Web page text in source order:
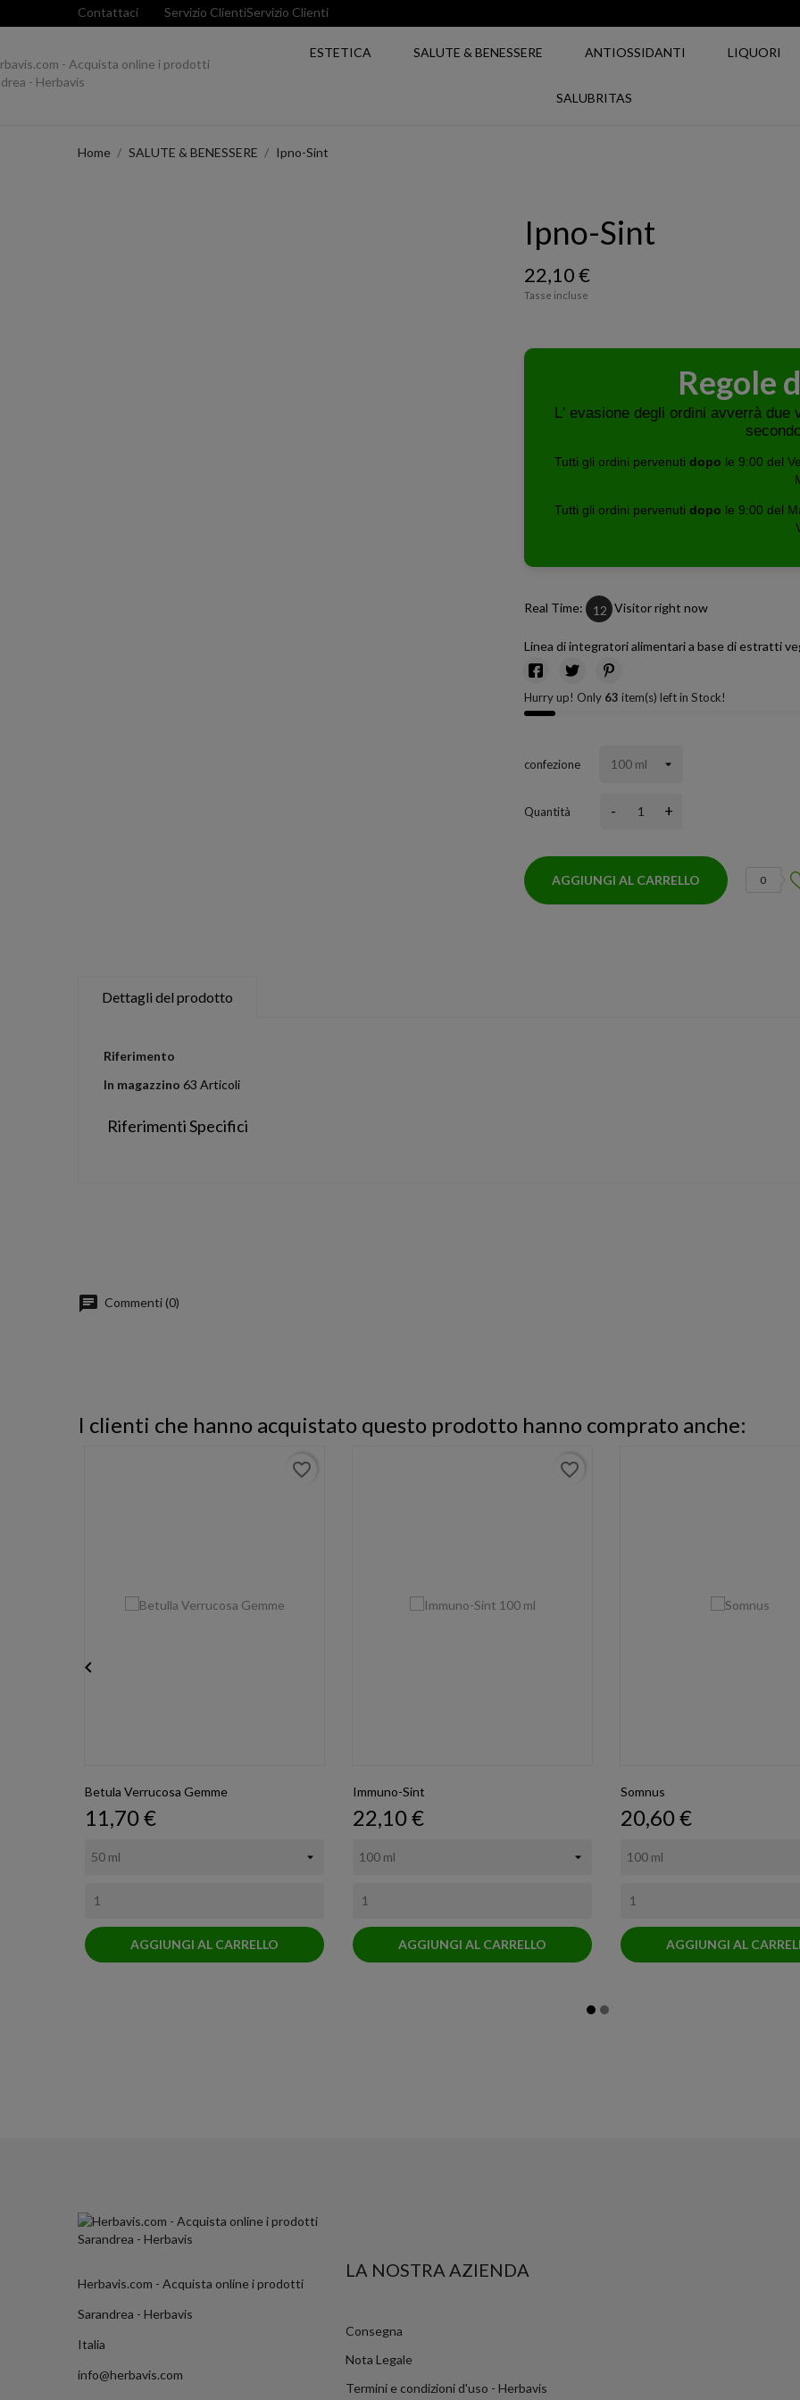
Contattaci Servizio ClientiServizio Clienti
ESTETICA SALUTE & BENESSERE ANTIOSSIDANTI LIQUORI
SALUBRITAS
Home SALUTE & BENESSERE Ipno-Sint
Ipno-Sint
22,10 €
Tasse incluse
Regole
L' evasione degli ordini avverrà due
Tutti gli ordini pervenutidopo le 9:00 del
Tutti gli ordini pervenutidopo le 9:00 del
Real Time: 12 Visitor right now
Linea di integratori alimentari a base di estratti
Hurry up! Only 63 item(s) left in Stock!
confezione
Quantità - +
AGGIUNGI AL CARRELLO 0
Dettagli del prodotto
Riferimento
In magazzino 63 Articoli
Riferimenti Specifici
Commenti (0)
I clienti che hanno acquistato questo prodotto hanno comprato anche:
Betula Verrucosa Gemme
Prezzo
11,70 €
AGGIUNGI AL CARRELLO
favorite_border
Immuno-Sint
Prezzo
22,10 €
AGGIUNGI AL CARRELLO
favorite_border
Somnus
Prezzo
20,60 €
AGGIUNGI AL

Herbavis.com - Acquista online i prodotti
Sarandrea - Herbavis
Italia
info@herbavis.com
LA NOSTRA AZIENDA
Consegna
Nota Legale
Termini e condizioni d'uso - Herbavis